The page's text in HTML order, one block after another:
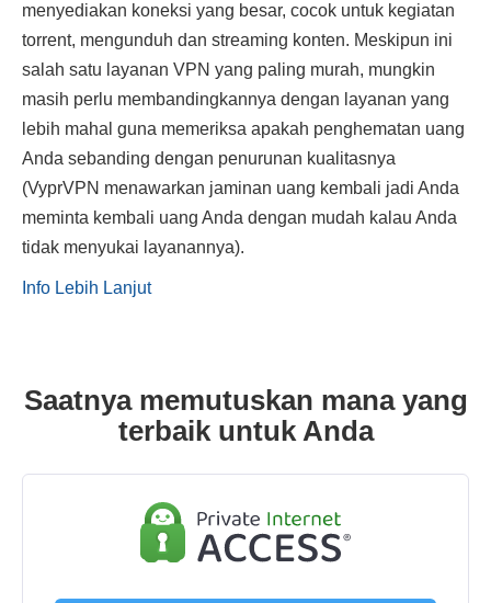
menyediakan koneksi yang besar, cocok untuk kegiatan
torrent, mengunduh dan streaming konten. Meskipun ini
salah satu layanan VPN yang paling murah, mungkin
masih perlu membandingkannya dengan layanan yang
lebih mahal guna memeriksa apakah penghematan uang
Anda sebanding dengan penurunan kualitasnya
(VyprVPN menawarkan jaminan uang kembali jadi Anda
meminta kembali uang Anda dengan mudah kalau Anda
tidak menyukai layanannya).
Info Lebih Lanjut
Saatnya memutuskan mana yang
terbaik untuk Anda